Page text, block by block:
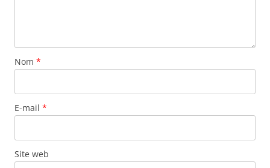
Nom *
E-mail *
Site web